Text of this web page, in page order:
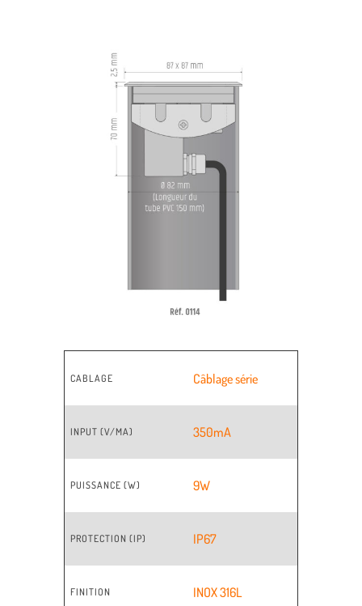
CABLAGE Câblage série
INPUT (V/MA) 350mA
PUISSANCE (W) 9W
PROTECTION (IP) IP67
FINITION INOX 316L